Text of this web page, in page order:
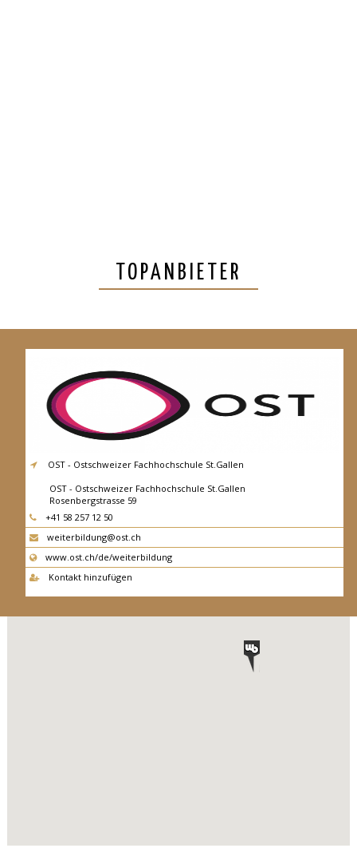
TOPANBIETER
OST - Ostschweizer Fachhochschule St.Gallen
OST - Ostschweizer Fachhochschule St.Gallen
Rosenbergstrasse 59
9001 St.Gallen
+41 58 257 12 50
weiterbildung@ost.ch
www.ost.ch/de/weiterbildung
Kontakt hinzufügen